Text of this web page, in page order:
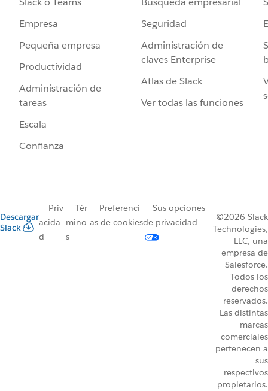
Empresa
Pequeña empresa
Productividad
Administración de
tareas
Escala
Confianza
Seguridad
Administración de
claves Enterprise
Atlas de Slack
Ver todas las funciones
Descargar
Slack
Priv
acida
d
Tér
mino
s
Preferenci
as de cookies
Sus opciones
de privacidad
©2026 Slack
Technologies,
LLC, una
empresa de
Salesforce.
Todos los
derechos
reservados.
Las distintas
marcas
comerciales
pertenecen a
sus
respectivos
propietarios.